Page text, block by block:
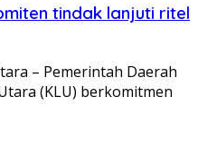
tindak lanjuti ritel
– Pemerintah Daerah
(KLU) berkomitmen